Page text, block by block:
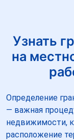
Узнать
на
Определение
— важная
недвижимости,
расположение